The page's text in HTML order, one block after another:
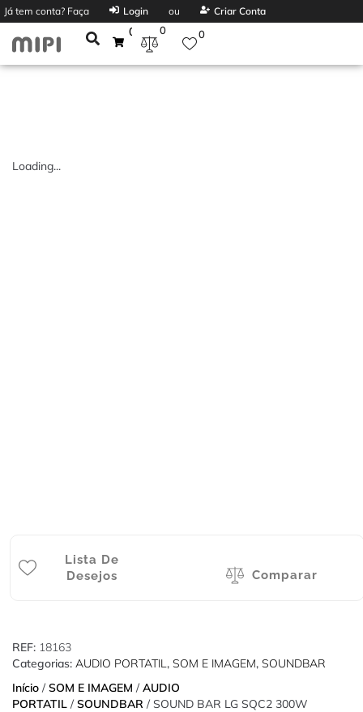
Já tem conta? Faça Login ou Criar Conta
0 0 0
Loading...
Lista De
Desejos
Comparar
REF: 18163
Categorias: AUDIO PORTATIL, SOM E IMAGEM, SOUNDBAR
Início / SOM E IMAGEM / AUDIO
PORTATIL / SOUNDBAR / SOUND BAR LG SQC2 300W